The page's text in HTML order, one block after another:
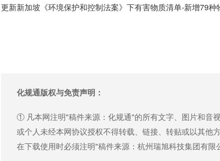
更新新加坡《环境保护和控制法案》下有害物质清单-新增79种
化规通版权与免责声明：
① 凡本网注明"稿件来源：化规通"的所有文字、图片和音
或个人未经本网协议授权不得转载、链接、转贴或以其他
在下载使用时必须注明"稿件来源：杭州瑞旭科技集团有